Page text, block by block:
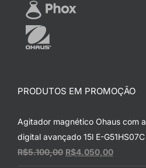
PRODUTOS EM PROMOÇÃO
Agitador magnético Ohaus com
digital avançado 15l E-G51HS07C
R$5.100,00 O
R$4.050,00O